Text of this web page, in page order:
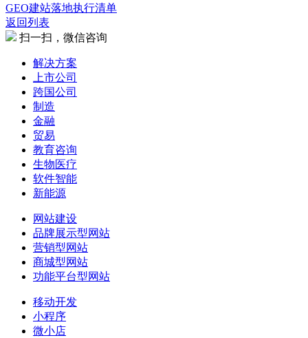
GEO建站落地执行清单
返回列表
扫一扫，微信咨询
解决方案
上市公司
跨国公司
制造
金融
贸易
教育咨询
生物医疗
软件智能
新能源
网站建设
品牌展示型网站
营销型网站
商城型网站
功能平台型网站
移动开发
小程序
微小店